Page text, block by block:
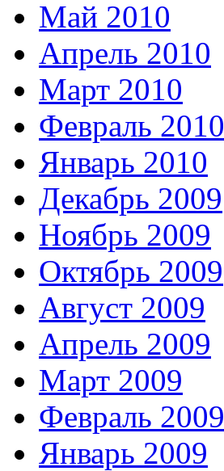
Май 2010
Апрель 2010
Март 2010
Февраль 2010
Январь 2010
Декабрь 2009
Ноябрь 2009
Октябрь 2009
Август 2009
Апрель 2009
Март 2009
Февраль 2009
Январь 2009